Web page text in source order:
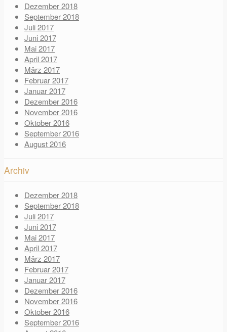
Dezember 2018
September 2018
Juli 2017
Juni 2017
Mai 2017
April 2017
März 2017
Februar 2017
Januar 2017
Dezember 2016
November 2016
Oktober 2016
September 2016
August 2016
Archiv
Dezember 2018
September 2018
Juli 2017
Juni 2017
Mai 2017
April 2017
März 2017
Februar 2017
Januar 2017
Dezember 2016
November 2016
Oktober 2016
September 2016